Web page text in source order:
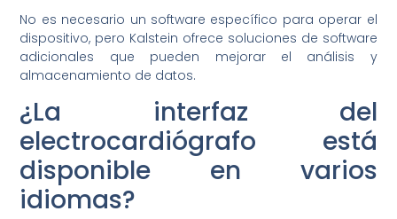
No es necesario un software específico para operar el
dispositivo, pero Kalstein ofrece soluciones de software
adicionales que pueden mejorar el análisis y
almacenamiento de datos.
¿La interfaz del
electrocardiógrafo está
disponible en varios
idiomas?